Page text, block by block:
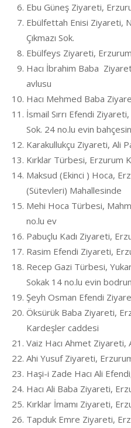
Ebu Güneş Ziyareti,
Ebülfettah Enisi Ziyareti,
Çıkmazı Sok.
Ebülfeys Ziyareti,
Hacı İbrahim Baba
avlusu
Hacı Mehmed Baba
İsmail Sırrı Efendi
Sok. 24 no.lu evin
Karakullukçu Ziyareti, Ali
Kırklar Türbesi, Erzurum
Maksud (Ekinci ) Hoca,
(Sütevleri) Mahallesinde
Mehi Hoca Türbesi,
no.lu ev
Pabuçlu Kadı Ziyareti,
Rasim Efendi Ziyareti,
Recep Gazi Türbesi,
Sokak 14 no.lu evin
Şeyh Osman Efendi
Öksürük Baba Ziyareti,
Kardeşler caddesi
Vaiz Hacı Ahmet Ziyareti,
Ahi Yusuf Ziyareti,
Haşi-i Zade Hacı Ali
Hacı Ali Baba Ziyareti,
Kırklar İmamı Ziyareti,
Tapduk Emre Ziyareti,